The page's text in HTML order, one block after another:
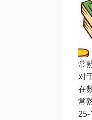
常
对
在
常
25-